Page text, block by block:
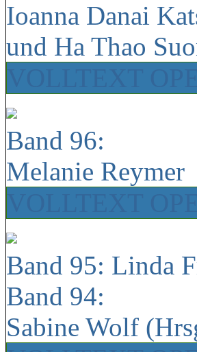
Ioanna Danai
und Ha Thao
Band 96:
Melanie Reymer
Band 95: Linda
Band 94:
Sabine Wolf